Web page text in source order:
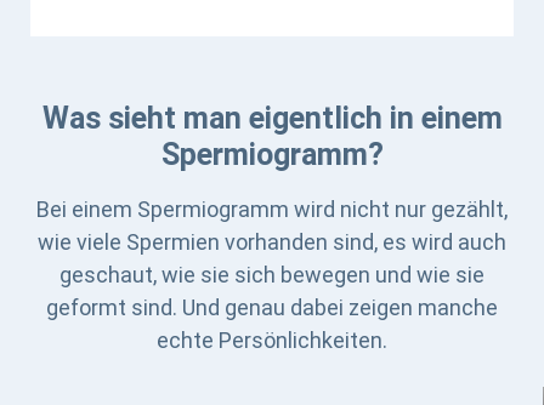
Was sieht man eigentlich in einem
Spermiogramm?
Bei einem Spermiogramm wird nicht nur gezählt,
wie viele Spermien vorhanden sind, es wird auch
geschaut, wie sie sich bewegen und wie sie
geformt sind. Und genau dabei zeigen manche
echte Persönlichkeiten.